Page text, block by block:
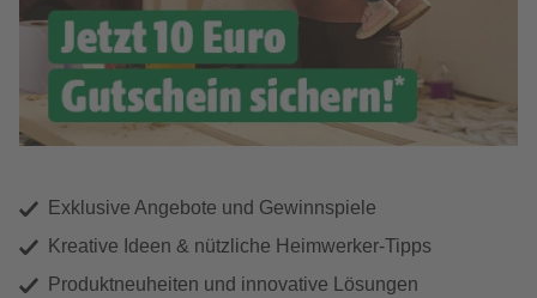
Exklusive Angebote und Gewinnspiele
Kreative Ideen & nützliche Heimwerker-Tipps
Produktneuheiten und innovative Lösungen